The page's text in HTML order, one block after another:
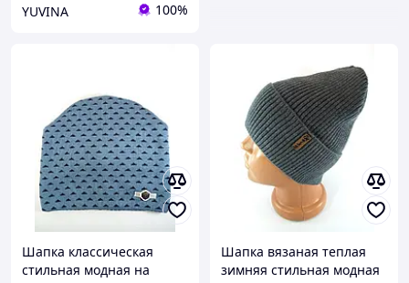
YUVINA 100%
Шапка классическая
стильная модная на
Шапка вязаная теплая
зимняя стильная модная